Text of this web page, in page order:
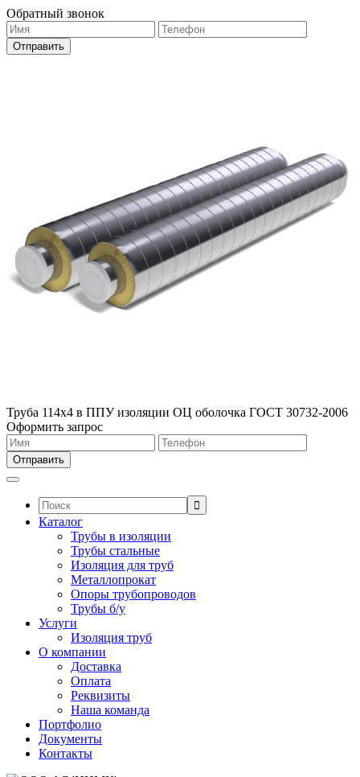
Обратный звонок
Труба 114х4 в ППУ изоляции ОЦ оболочка ГОСТ 30732-2006
Оформить запрос
Поиск:
Каталог
Трубы в изоляции
Трубы стальные
Изоляция для труб
Металлопрокат
Опоры трубопроводов
Трубы б/у
Услуги
Изоляция труб
О компании
Доставка
Оплата
Реквизиты
Наша команда
Портфолио
Документы
Контакты